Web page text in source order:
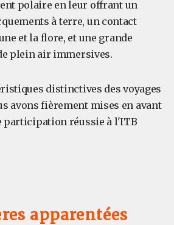
polaire en leur offrant un
à terre, un contact
et la flore, et une grande
plein air immersives.
distinctives des voyages
avons fièrement mises en avant
participation réussie à l'ITB
apparentées